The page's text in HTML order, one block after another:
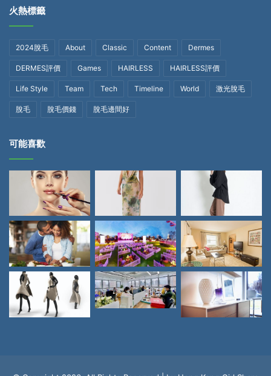
火熱標籤
2024脫毛 About Classic Content Dermes
DERMES評價 Games HAIRLESS HAIRLESS評價
Life Style Team Tech Timeline World 激光脫毛
脫毛 脫毛價錢 脫毛邊間好
可能喜歡